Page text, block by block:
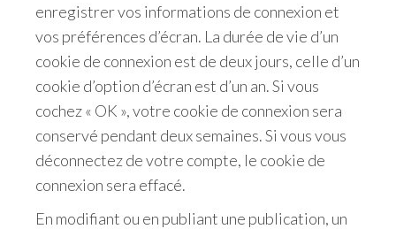
enregistrer vos informations de connexion et
vos préférences d’écran. La durée de vie d’un
cookie de connexion est de deux jours, celle d’un
cookie d’option d’écran est d’un an. Si vous
cochez « OK », votre cookie de connexion sera
conservé pendant deux semaines. Si vous vous
déconnectez de votre compte, le cookie de
connexion sera effacé.
En modifiant ou en publiant une publication, un